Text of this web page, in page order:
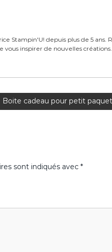
Stampin'U! depuis plus de 5 ans.
vous inspirer de nouvelles
Boite cadeau pour petit
sont indiqués avec *